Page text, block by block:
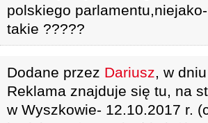
polskiego
takie ?????
Dodane przez Dariusz, w dniu
Reklama znajduje się tu, na
w Wyszkowie- 12.10.2017 r.